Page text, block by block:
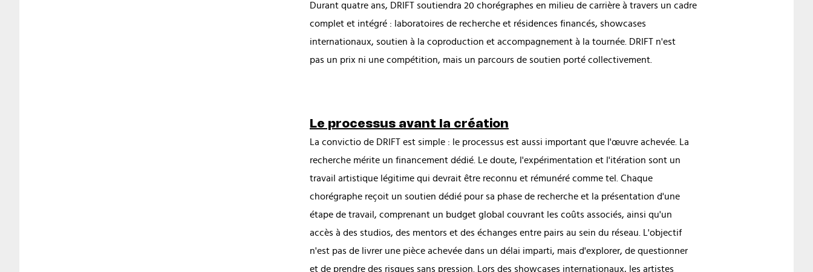
Durant quatre ans, DRIFT soutiendra 20 chorégraphes en milieu de carrière à travers un cadre
complet et intégré : laboratoires de recherche et résidences financés, showcases
internationaux, soutien à la coproduction et accompagnement à la tournée. DRIFT n'est
pas un prix ni une compétition, mais un parcours de soutien porté collectivement.
Le processus avant la création
La convictio de DRIFT est simple : le processus est aussi important que l'œuvre achevée. La
recherche mérite un financement dédié. Le doute, l'expérimentation et l'itération sont un
travail artistique légitime qui devrait être reconnu et rémunéré comme tel. Chaque
chorégraphe reçoit un soutien dédié pour sa phase de recherche et la présentation d'une
étape de travail, comprenant un budget global couvrant les coûts associés, ainsi qu'un
accès à des studios, des mentors et des échanges entre pairs au sein du réseau. L'objectif
n'est pas de livrer une pièce achevée dans un délai imparti, mais d'explorer, de questionner
et de prendre des risques sans pression. Lors des showcases internationaux, les artistes